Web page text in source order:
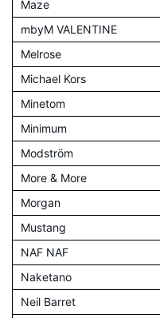
Maze
mbyM VALENTINE
Melrose
Michael Kors
Minetom
Minimum
Modström
More & More
Morgan
Mustang
NAF NAF
Naketano
Neil Barret